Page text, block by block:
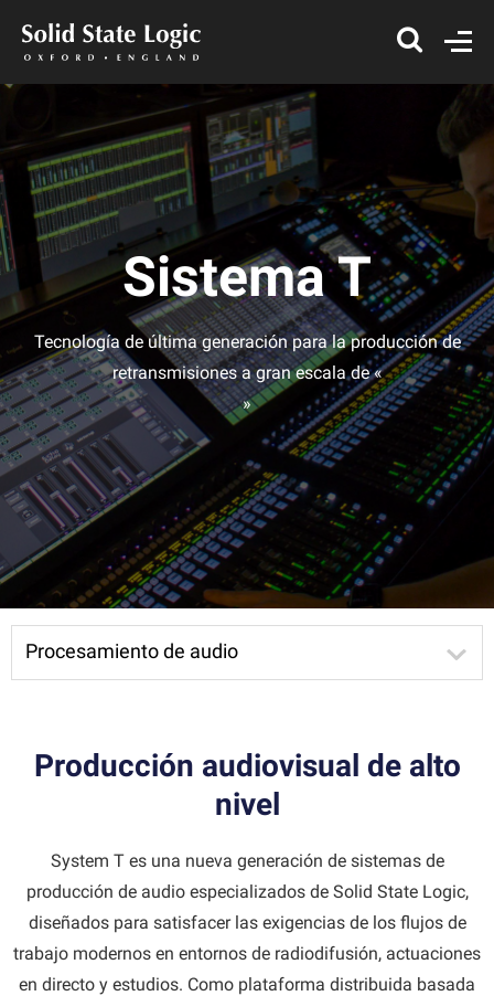
Sistema T
Tecnología de última generación para la producción de
retransmisiones a gran escala de «
»
Procesamiento de audio
Producción audiovisual de alto
nivel
System T es una nueva generación de sistemas de
producción de audio especializados de Solid State Logic,
diseñados para satisfacer las exigencias de los flujos de
trabajo modernos en entornos de radiodifusión, actuaciones
en directo y estudios. Como plataforma distribuida basada